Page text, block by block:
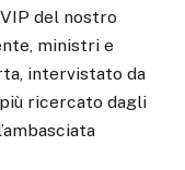
del nostro
ministri e
intervistato da
ricercato dagli